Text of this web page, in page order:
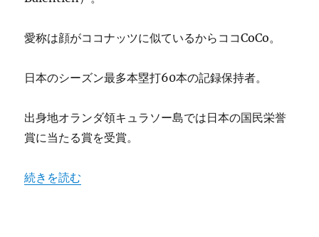
グ
原
と
愛称は顔がココナッツに似ているからココCoCo。
日本のシーズン最多本塁打60本の記録保持者。
出身地オランダ領キュラソー島では日本の国民栄誉
賞に当たる賞を受賞。
“バレンティン”容疑者”の囚人服は見たくない。本塁打
続きを読む